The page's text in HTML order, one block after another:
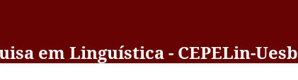
em Linguística - CEPELin-Uesb